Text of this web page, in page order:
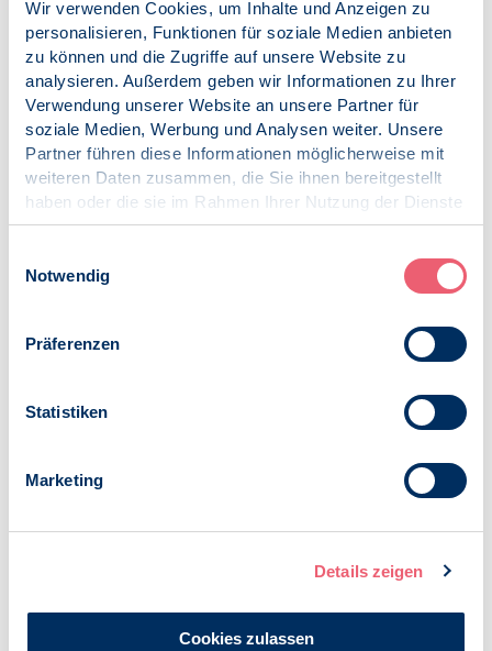
Wir verwenden Cookies, um Inhalte und Anzeigen zu
personalisieren, Funktionen für soziale Medien anbieten
zu können und die Zugriffe auf unsere Website zu
analysieren. Außerdem geben wir Informationen zu Ihrer
Verwendung unserer Website an unsere Partner für
soziale Medien, Werbung und Analysen weiter. Unsere
Partner führen diese Informationen möglicherweise mit
weiteren Daten zusammen, die Sie ihnen bereitgestellt
haben oder die sie im Rahmen Ihrer Nutzung der Dienste
gesammelt haben.
Notwendig
Präferenzen
Statistiken
Marketing
Details zeigen
Cookies zulassen
eingeführt.
Unsere Gesellschaft befindet sich in einem Wandel.
Psychische Erkrankungen nehmen an Bedeutung zu und
sind bereits heute die zweithäufigste Ursache für
Arbeitsunfähigkeit oder Berentung. Diesem Wandel muss
sich unsere Gesellschaft stellen. Aktuell wird dies von
Politikerseite noch geleugnet.
„Lange Wartezeiten im Bereich ambulanter
Psychotherapie werden zum Teil unangemessen durch
‚Fehlverhalten‘ von Psychotherapeutinnen und
Benachteiligung schwerer Erkrankter. Erfreulich ist, dass
Betroffene selbst insgesamt schneller angemessene
Berwanger abschließend.